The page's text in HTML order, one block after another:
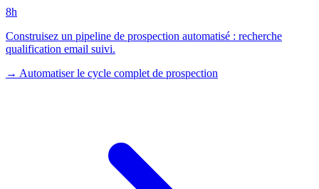
8h
Construisez un pipeline de prospection automatisé : recherche
qualification email suivi.
→ Automatiser le cycle complet de prospection